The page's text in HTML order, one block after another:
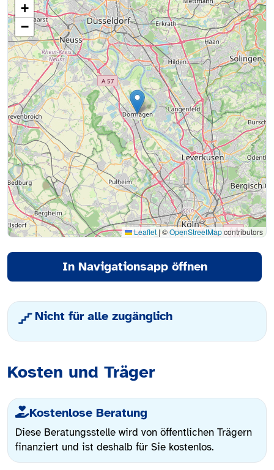
+
−
Leaflet | ©OpenStreetMapcontributors
In Navigationsapp öffnen
Nicht für alle zugänglich
Kosten und Träger
Kostenlose Beratung
Diese Beratungsstelle wird von öffentlichen Trägern
finanziert und ist deshalb für Sie kostenlos.